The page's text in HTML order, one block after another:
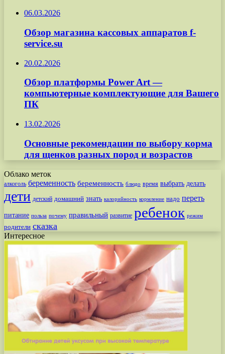
06.03.2026
Обзор магазина кассовых аппаратов f-
service.su
20.02.2026
Обзор платформы Power Art —
компьютерные комплектующие для Вашего
ПК
13.02.2026
Основные рекомендации по выбору корма
для щенков разных пород и возрастов
Облако меток
алкоголь беременность беременность блюдо время выбрать делать
дети детский домашний знать калорийность кормление надо переть
питание польза почему правильный развитие ребенок режим
родители сказка
Интересное